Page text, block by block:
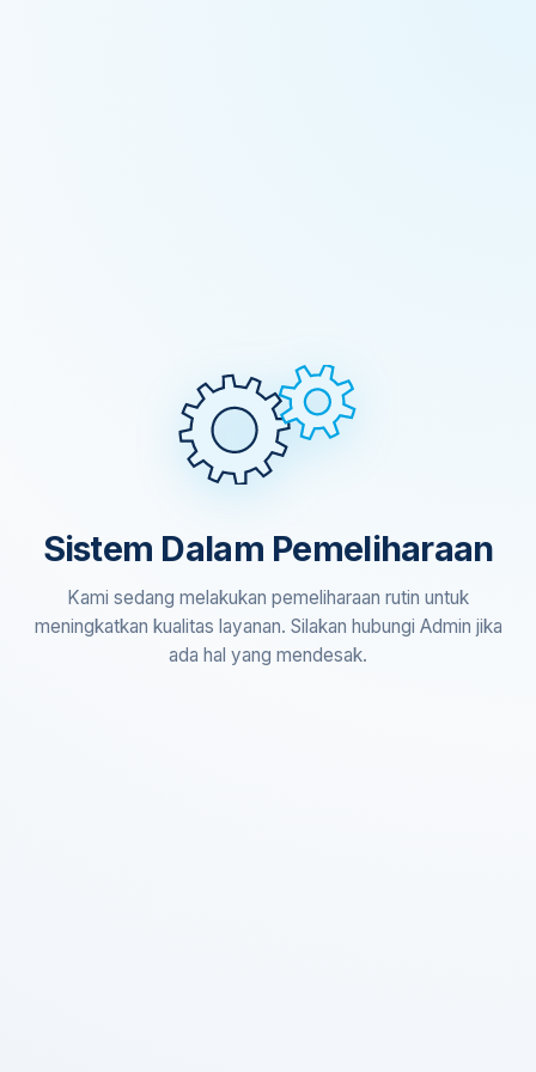
Sistem Dalam Pemeliharaan
Kami sedang melakukan pemeliharaan rutin untuk
meningkatkan kualitas layanan. Silakan hubungi Admin jika
ada hal yang mendesak.